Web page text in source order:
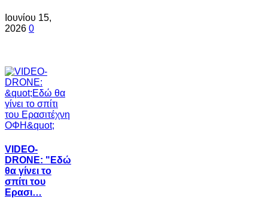
Ιουνίου 15,
2026 0
VIDEO-
DRONE: "Εδώ
θα γίνει το
σπίτι του
Ερασι…